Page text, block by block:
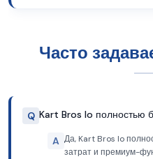
Часто
Q Kart Bros Io полностью
A Да, Kart Bros Io
затрат и премиум-